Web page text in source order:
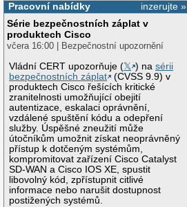
inzerujte »
Pracovní nabídky
Série bezpečnostních záplat v
produktech Cisco
včera 16:00 | Bezpečnostní upozornění
Vládní CERT upozorňuje (𝕏 ) nasérii
bezpečnostních záplat
(CVSS 9.9) v
produktech Cisco řešících kritické
zranitelnosti umožňující obejití
autentizace, eskalaci oprávnění,
vzdálené spuštění kódu a odepření
služby. Úspěšné zneužití může
útočníkům umožnit získat neoprávněný
přístup k dotčeným systémům,
kompromitovat zařízení Cisco Catalyst
SD-WAN a Cisco IOS XE, spustit
libovolný kód, zpřístupnit citlivé
informace nebo narušit dostupnost
postižených systémů.